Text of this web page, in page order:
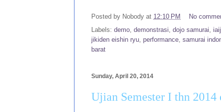
Posted by Nobody at 12:10 PM
No
Labels: demo demonstrasi dojo samurai
jikiden eishin ryu performance samurai
barat
Sunday, April 20, 2014
Ujian Semester I thn